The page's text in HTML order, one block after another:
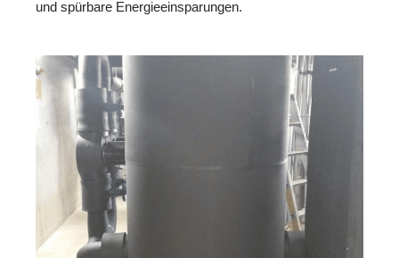
und spürbare Energieeinsparungen.